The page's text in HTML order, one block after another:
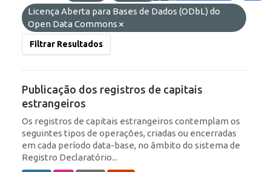
Licença Aberta para Bases de Dados (ODbL) do
Open Data Commons
Filtrar Resultados
Publicação dos registros de capitais
estrangeiros
Os registros de capitais estrangeiros contemplam os
seguintes tipos de operações, criadas ou encerradas
em cada período data-base, no âmbito do sistema de
Registro Declaratório...